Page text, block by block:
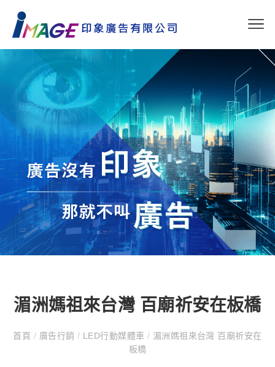
湄洲媽祖來台灣 百廟祈安在板橋
首頁 / 廣告行銷 / LED行動媒體車 / 湄洲媽祖來台灣 百廟祈安在
板橋